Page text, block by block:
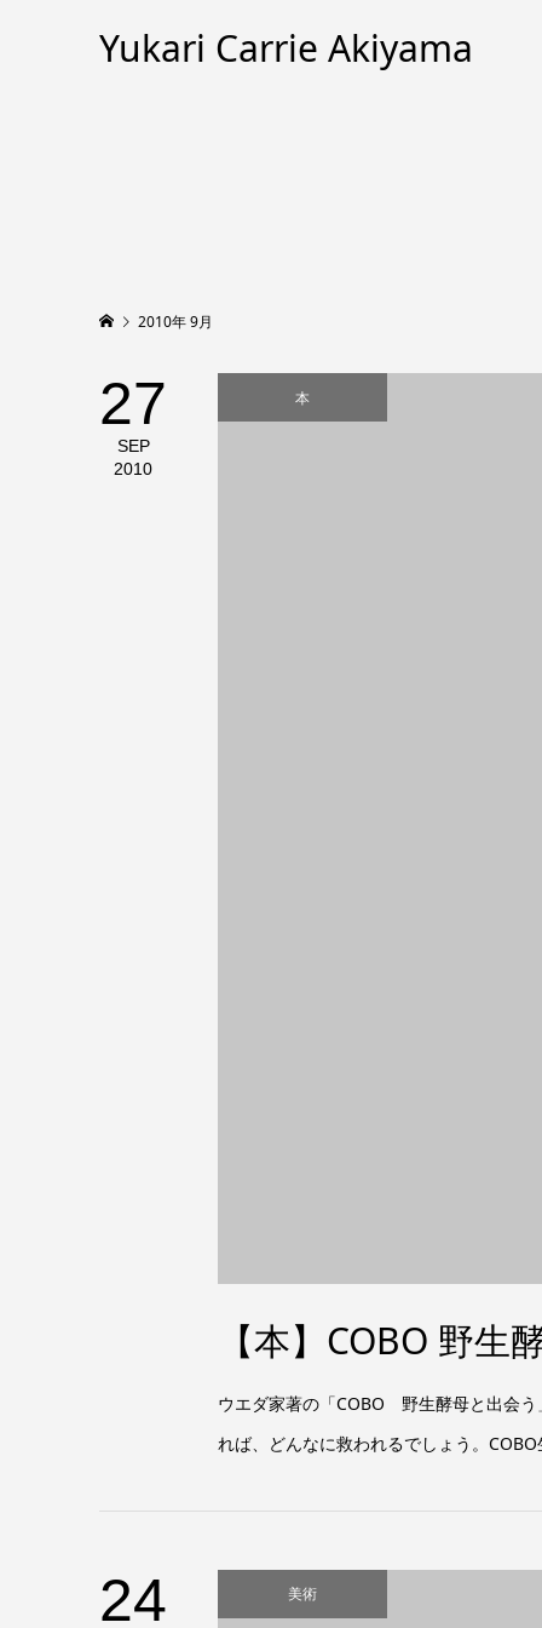
Yukari Carrie Akiyama
2010年 9月
27
SEP
2010
本
【本】COBO 野生
ウエダ家著の「COBO 野生酵母と出会う
れば、どんなに救われるでしょう。
24 美術